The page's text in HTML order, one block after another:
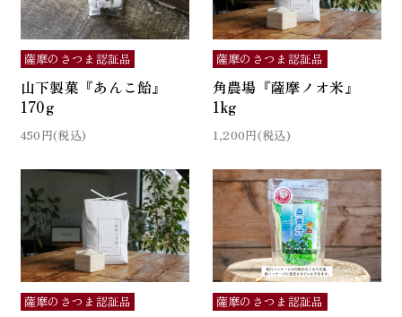
薩摩のさつま認証品
山下製菓『あんこ飴』
170g
450円(税込)
薩摩のさつま認証品
角農場『薩摩ノオ米』
1kg
1,200円(税込)
薩摩のさつま認証品 薩摩のさつま認証品